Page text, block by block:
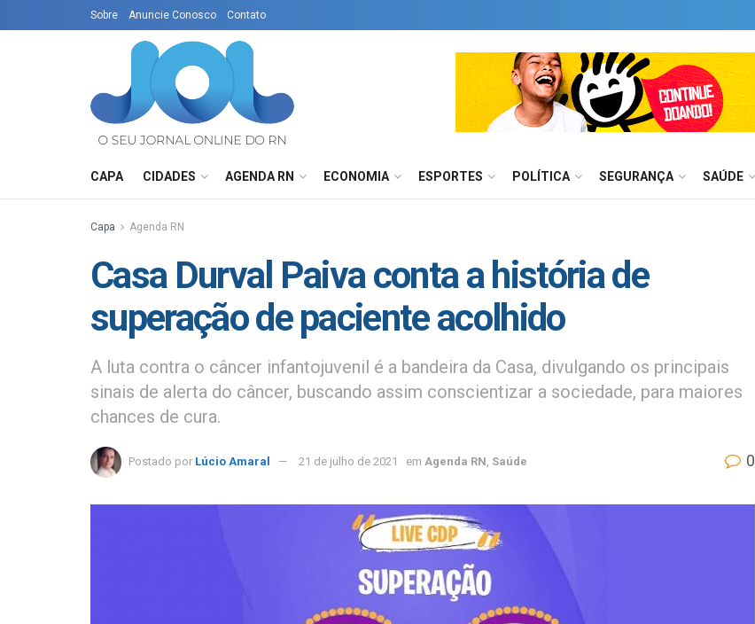
Sobre Anuncie Conosco Contato
CAPA CIDADES AGENDA RN ECONOMIA ESPORTES POLÍTICA SEGURANÇA SAÚDE
Capa Agenda RN
Casa Durval Paiva conta a história de
superação de paciente acolhido
A luta contra o câncer infantojuvenil é a bandeira da Casa, divulgando os principais
sinais de alerta do câncer, buscando assim conscientizar a sociedade, para maiores
chances de cura.
Postado por Lúcio Amaral 21 de julho de 2021 em Agenda RN Saúde 0